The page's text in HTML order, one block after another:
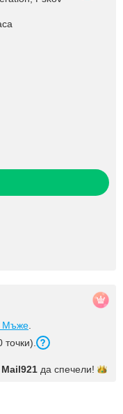
Мъже
точки).
Mail921 да спечели!